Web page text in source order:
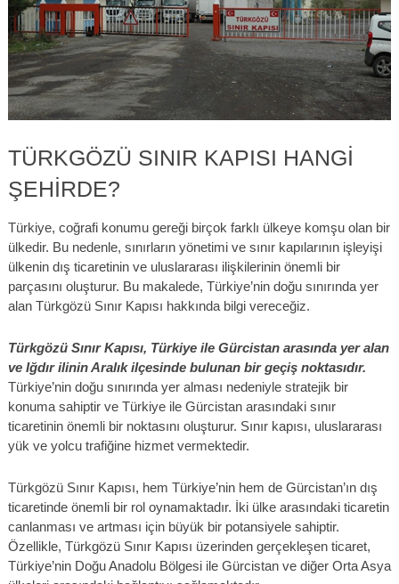
TÜRKGÖZÜ SINIR KAPISI HANGI
ŞEHIRDE?
Türkiye, coğrafi konumu gereği birçok farklı ülkeye komşu olan bir
ülkedir. Bu nedenle, sınırların yönetimi ve sınır kapılarının işleyişi
ülkenin dış ticaretinin ve uluslararası ilişkilerinin önemli bir
parçasını oluşturur. Bu makalede, Türkiye’nin doğu sınırında yer
alan Türkgözü Sınır Kapısı hakkında bilgi vereceğiz.
Türkgözü Sınır Kapısı, Türkiye ile Gürcistan arasında yer alan
ve Iğdır ilinin Aralık ilçesinde bulunan bir geçiş noktasıdır.
Türkiye’nin doğu sınırında yer alması nedeniyle stratejik bir
konuma sahiptir ve Türkiye ile Gürcistan arasındaki sınır
ticaretinin önemli bir noktasını oluşturur. Sınır kapısı, uluslararası
yük ve yolcu trafiğine hizmet vermektedir.
Türkgözü Sınır Kapısı, hem Türkiye’nin hem de Gürcistan’ın dış
ticaretinde önemli bir rol oynamaktadır. İki ülke arasındaki ticaretin
canlanması ve artması için büyük bir potansiyele sahiptir.
Özellikle, Türkgözü Sınır Kapısı üzerinden gerçekleşen ticaret,
Türkiye’nin Doğu Anadolu Bölgesi ile Gürcistan ve diğer Orta Asya